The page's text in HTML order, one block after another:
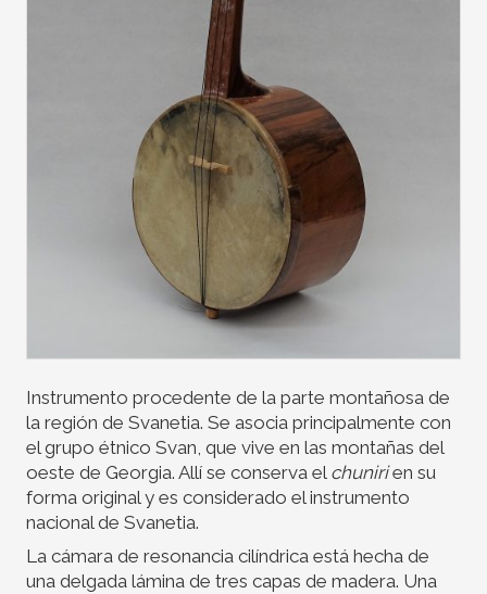
Instrumento procedente de la parte montañosa de
la región de Svanetia. Se asocia principalmente con
el grupo étnico Svan, que vive en las montañas del
oeste de Georgia. Allí se conserva el chunirien su
forma original y es considerado el instrumento
nacional de Svanetia.
La cámara de resonancia cilíndrica está hecha de
una delgada lámina de tres capas de madera. Una